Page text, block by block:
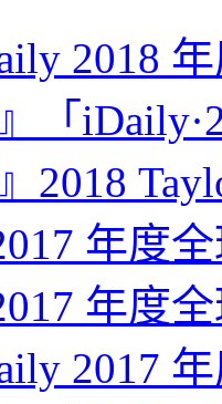
2018
「
2018
年度
年度
2017